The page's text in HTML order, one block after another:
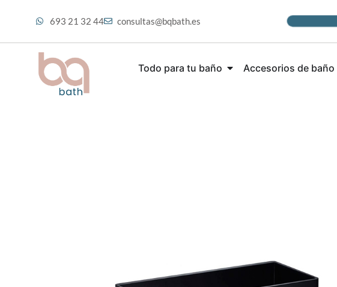
693 21 32 44 consultas@bqbath.es
Todo para tu baño Accesorios de baño